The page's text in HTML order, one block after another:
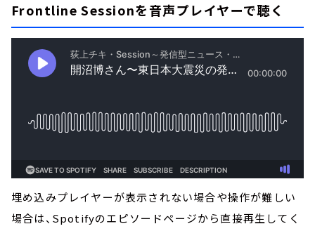
Frontline Sessionを音声プレイヤーで聴く
埋め込みプレイヤーが表示されない場合や操作が難しい
場合は、Spotifyのエピソードページから直接再生してく